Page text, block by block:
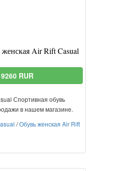
Air Rift Casual
RUR
Спортивная обувь
в нашем магазине.
/Обувь женская Air Rift